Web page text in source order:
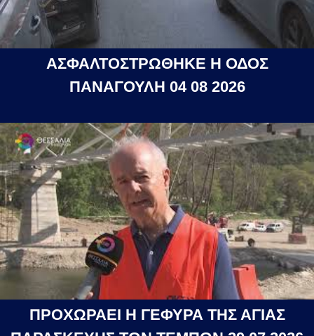
ΑΣΦΑΛΤΟΣΤΡΩΘΗΚΕ Η ΟΔΟΣ
ΠΑΝΑΓΟΥΛΗ 04 08 2026
ΠΡΟΧΩΡΑΕΙ Η ΓΕΦΥΡΑ ΤΗΣ ΑΓΙΑΣ